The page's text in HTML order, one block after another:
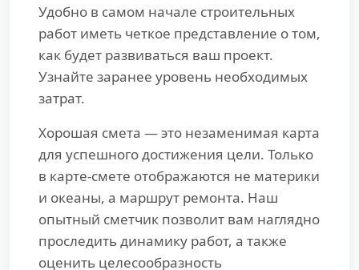
Удобно в самом начале строительных
работ иметь четкое представление о том,
как будет развиваться ваш проект.
Узнайте заранее уровень необходимых
затрат.
Хорошая смета — это незаменимая карта
для успешного достижения цели. Только
в карте-смете отображаются не материки
и океаны, а маршрут ремонта. Наш
опытный сметчик позволит вам наглядно
проследить динамику работ, а также
оценить целесообразность